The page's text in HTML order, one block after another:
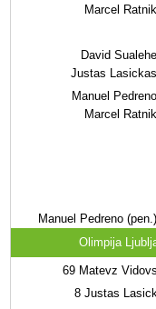
Marcel Ratnik
David Sualehe
Justas Lasickas
Manuel Pedreno
Marcel Ratnik
Manuel Pedreno (pen.)
Olimpija
69 Matevz
8 Justas